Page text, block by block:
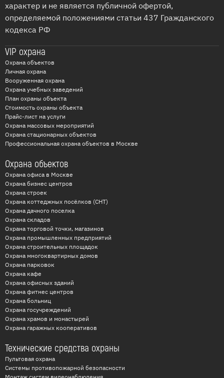
характер и не является публичной офертой,
определяемой положениями статьи 437 Гражданского
кодекса РФ
VIP охрана
Охрана объектов
Личная охрана
Вооруженная охрана
Охрана учебных заведений
План охраны объекта
Стоимость охраны объекта
Прайс-лист на услуги
Охрана массовых мероприятий
Охрана стационарных объектов
Профессиональная охрана объектов в Москве
Охрана объектов
Охрана офиса в Москве
Охрана бизнес центров
Охрана строек
Охрана коттеджных посёлков (СНТ)
Охрана дачного поселка
Охрана складов
Охрана торговой точки, магазинов
Охрана промышленных предприятий
Охрана строительных площадок
Охрана многоквартирных домов
Охрана парковок
Охрана кафе
Охрана офисных зданий
Охрана фитнес центров
Охрана больниц
Охрана госучреждений
Охрана храмов и монастырей
Охрана гаражных кооперативов
Технические средства охраны
Пультовая охрана
Системы противопожарной безопасности